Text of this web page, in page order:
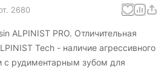
2680
ALPINIST PRO. Отличительная
Tech - наличие агрессивного
с рудиментарным зубом для